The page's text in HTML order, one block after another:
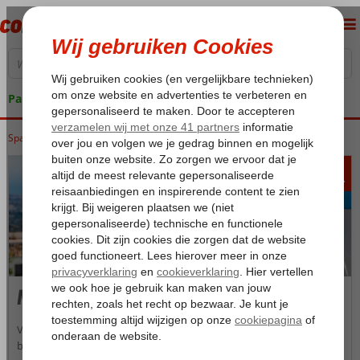
Pakketgarantie
Home
Spanje Costa del Sol Costa del Sol Mijas Costa
p.p.
Mijas Costa
Van authentiek vissersdorpje uitgegroeid tot gezellige kleinschalige
badplaats waar je nog steeds de Spaanse sfeer en het rustige